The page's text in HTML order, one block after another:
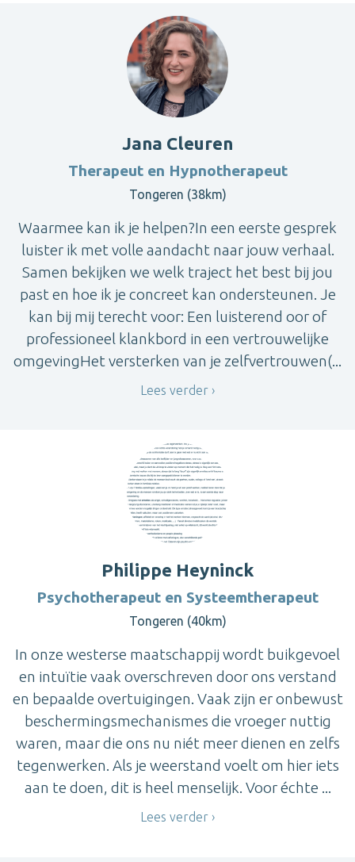
Jana Cleuren
Therapeut en Hypnotherapeut
Tongeren (38km)
Waarmee kan ik je helpen?In een eerste gesprek
luister ik met volle aandacht naar jouw verhaal.
Samen bekijken we welk traject het best bij jou
past en hoe ik je concreet kan ondersteunen. Je
kan bij mij terecht voor: Een luisterend oor of
professioneel klankbord in een vertrouwelijke
omgevingHet versterken van je zelfvertrouwen(...
Lees verder
Philippe Heyninck
Psychotherapeut en Systeemtherapeut
Tongeren (40km)
In onze westerse maatschappij wordt buikgevoel
en intuïtie vaak overschreven door ons verstand
en bepaalde overtuigingen. Vaak zijn er onbewust
beschermingsmechanismes die vroeger nuttig
waren, maar die ons nu niét meer dienen en zelfs
tegenwerken. Als je weerstand voelt om hier iets
aan te doen, dit is heel menselijk. Voor échte ...
Lees verder